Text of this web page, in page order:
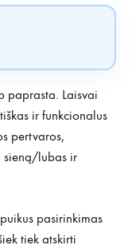
paprasta. Laisvai
ir funkcionalus
pertvaros,
sieną/lubas ir
pasirinkimas
tiek atskirti